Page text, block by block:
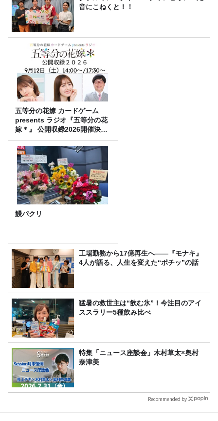
音にこねくと！！
五等分の花嫁 カードゲーム
presents ラジオ『五等分の花
嫁＊』 公開収録2026開催決
定！
鰻パクリ
工場勤務から17億再生へ——『モナキ』
4人が語る、人生を変えた“ポチッ”の話
猛暑の救世主は“飲む氷”！今注目のアイ
ススラリー5種飲み比べ
特集「ニュース座談会」木村草太×奥村
奈津美
Recommended by